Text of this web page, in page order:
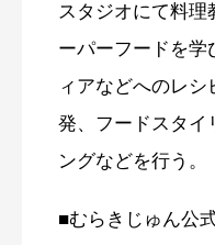
スタジオにて料理
ーパーフードを学
ィアなどへのレ
発、フードスタイ
ングなどを行う。
■むらきじゅん公